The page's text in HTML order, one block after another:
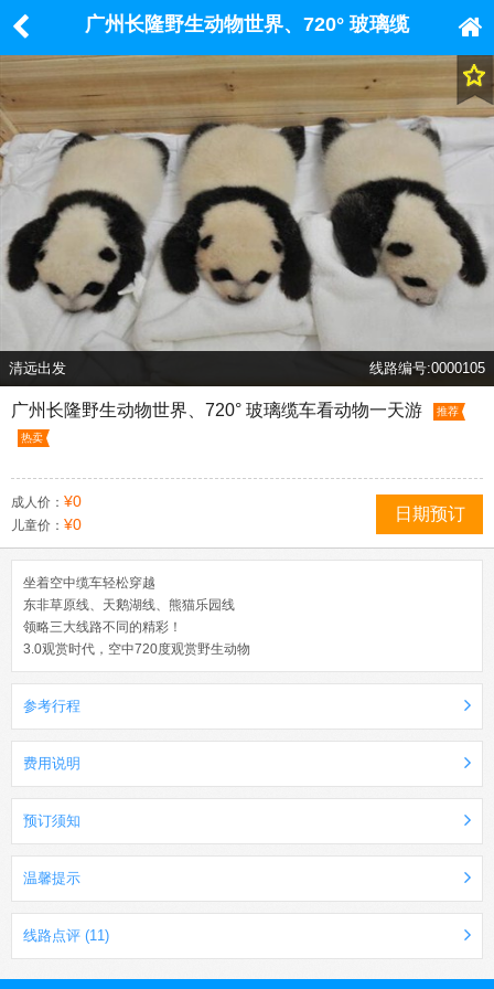
广州长隆野生动物世界、720° 玻璃缆
车看动物一天游
清远出发 线路编号:0000105
广州长隆野生动物世界、720° 玻璃缆车看动物一天游 推荐
热卖
成人价： ¥0
儿童价： ¥0
日期预订
坐着空中缆车轻松穿越
东非草原线、天鹅湖线、熊猫乐园线
领略三大线路不同的精彩！
3.0观赏时代，空中720度观赏野生动物
参考行程
费用说明
预订须知
温馨提示
线路点评 (11)